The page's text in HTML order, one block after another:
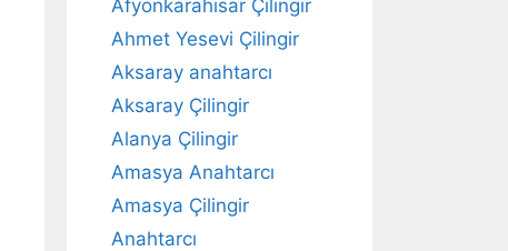
Afyonkarahisar Çilingir
Ahmet Yesevi Çilingir
Aksaray anahtarcı
Aksaray Çilingir
Alanya Çilingir
Amasya Anahtarcı
Amasya Çilingir
Anahtarcı